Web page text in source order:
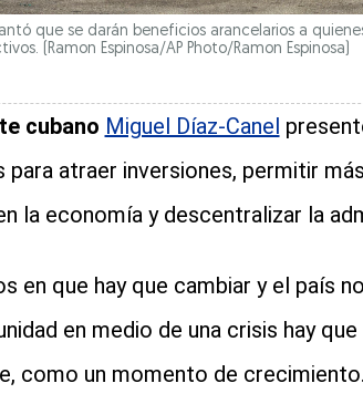
que se darán beneficios arancelarios a
(Ramon Espinosa/AP Photo/Ramon Espinosa)
cubano Miguel Díaz-Canel
para atraer inversiones, permitir
la economía y descentralizar la
en que hay que cambiar y el país
en medio de una crisis hay
como un momento de